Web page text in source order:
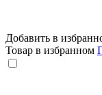
Добавить в
Товар в избранном